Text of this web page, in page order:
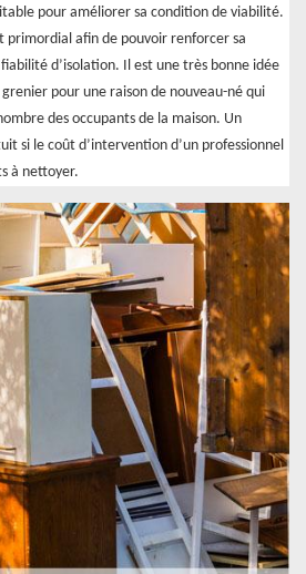
pour améliorer sa condition de viabilité.
primordial afin de pouvoir renforcer sa
d’isolation. Il est une très bonne idée
pour une raison de nouveau-né qui
des occupants de la maison. Un
si le coût d’intervention d’un professionnel
à nettoyer.